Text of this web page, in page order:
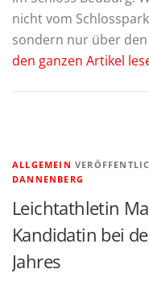
nicht vom
sondern nur über
den ganzen Artikel
ALLGEMEIN
DANNENBERG
Leichtathletin
Kandidatin bei
Jahres